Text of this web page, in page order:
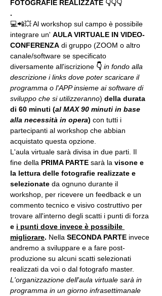
FOTOGRAFIE REALIZZATE 👇👇👇
.
💻📲💥 Al workshop sul campo è possibile
integrare un' AULA VIRTUALE IN VIDEO-
CONFERENZA di gruppo (ZOOM o altro
canale/software se specificato
diversamente all'iscrizione 👇 in fondo alla
descrizione i links dove poter scaricare il
programma o l'APP insieme ai software di
sviluppo che si utilizzeranno) della durata
di 60 minuti (al MAX 90 minuti in base
alla necessità in opera) con tutti i
partecipanti al workshop che abbian
acquistato questa opzione.
L'aula virtuale sarà divisa in due parti. Il
fine della PRIMA PARTE sarà la visone e
la lettura delle fotografie realizzate e
selezionate da ognuno durante il
workshop, per ricevere un feedback e un
commento tecnico e visivo costruttivo per
trovare all'interno degli scatti i punti di forza
e i punti dove invece è possibile
migliorare. Nella SECONDA PARTE invece
andremo a sviluppare e a fare post-
produzione su alcuni scatti selezionati
realizzati da voi o dal fotografo master.
L'organizzazione dell'aula virtuale sarà in
programma in un giorno infrasettimanale